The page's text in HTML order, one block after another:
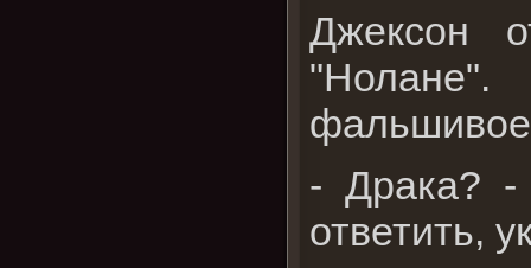
Джексон
- Драка? -
ответить,